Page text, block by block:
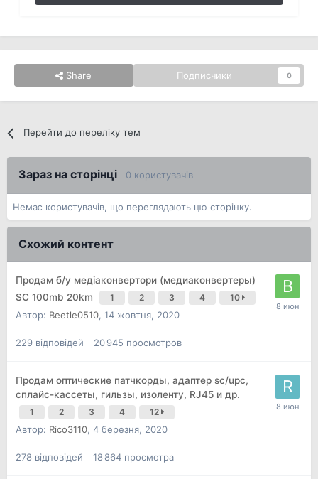
Share Подписчики 0
Перейти до переліку тем
Зараз на сторінці 0 користувачів
Немає користувачів, що переглядають цю сторінку.
Схожий контент
Продам б/у медіаконвертори (медиаконвертеры)
SC 100mb 20km
1 2 3 4 10
Автор: Beetle0510, 14 жовтня, 2020
229 відповідей 20 945 просмотров
Продам оптические патчкорды, адаптер sc/upc,
сплайс-кассеты, гильзы, изоленту, RJ45 и др.
1 2 3 4 12
Автор: Rico3110, 4 березня, 2020
278 відповідей 18 864 просмотра